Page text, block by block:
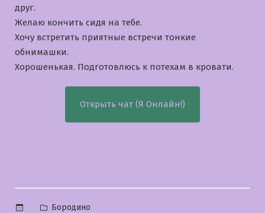
друг.
Желаю кончить сидя на тебе.
Хочу встретить приятные встречи тонкие
обнимашки.
Хорошенькая. Подготовлюсь к потехам в кровати.
Открыть чат (Я Онлайн!)
Опубликовано
Бородино